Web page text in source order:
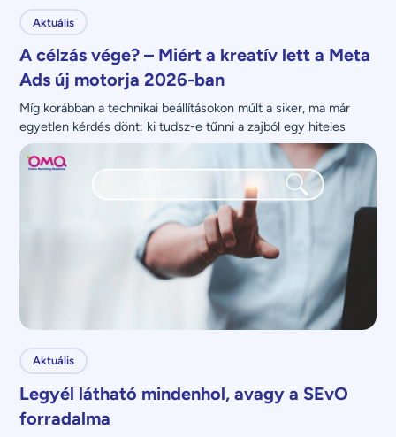
Aktuális
A célzás vége? – Miért a kreatív lett a Meta
Ads új motorja 2026-ban
Míg korábban a technikai beállításokon múlt a siker, ma már
egyetlen kérdés dönt: ki tudsz-e tűnni a zajból egy hiteles
üzenettel?
Aktuális
Legyél látható mindenhol, avagy a SEvO
forradalma